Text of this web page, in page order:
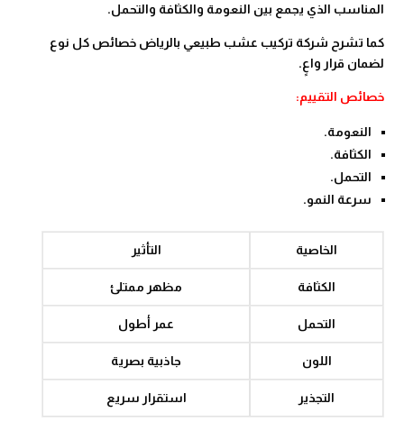
المناسب الذي يجمع بين النعومة والكثافة والتحمل.
كما تشرح شركة تركيب عشب طبيعي بالرياض خصائص كل نوع
لضمان قرار واعٍ.
خصائص التقييم:
النعومة.
الكثافة.
التحمل.
سرعة النمو.
الخاصية التأثير
الكثافة مظهر ممتلئ
التحمل عمر أطول
اللون جاذبية بصرية
التجذير استقرار سريع